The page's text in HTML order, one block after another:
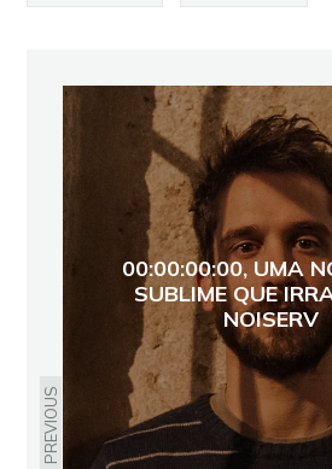
PREVIOUS
00:00:00:00, UMA
SUBLIME QUE
NOISERV